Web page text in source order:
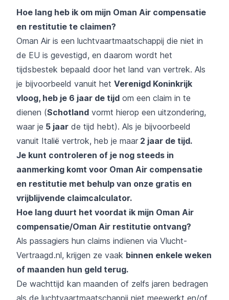
Hoe lang heb ik om mijn Oman Air compensatie
en restitutie te claimen?
Oman Air is een luchtvaartmaatschappij die niet in
de EU is gevestigd, en daarom wordt het
tijdsbestek bepaald door het land van vertrek. Als
je bijvoorbeeld vanuit het Verenigd Koninkrijk
vloog, heb je 6 jaar de tijd om een claim in te
dienen (Schotland vormt hierop een uitzondering,
waar je 5 jaar de tijd hebt). Als je bijvoorbeeld
vanuit Italië vertrok, heb je maar 2 jaar de tijd.
Je kunt controleren of je nog steeds in
aanmerking komt voor Oman Air compensatie
en restitutie met behulp van onze gratis en
vrijblijvende claimcalculator.
Hoe lang duurt het voordat ik mijn Oman Air
compensatie/Oman Air restitutie ontvang?
Als passagiers hun claims indienen via Vlucht-
Vertraagd.nl, krijgen ze vaak binnen enkele weken
of maanden hun geld terug.
De wachttijd kan maanden of zelfs jaren bedragen
als de luchtvaartmaatschappij niet meewerkt en/of